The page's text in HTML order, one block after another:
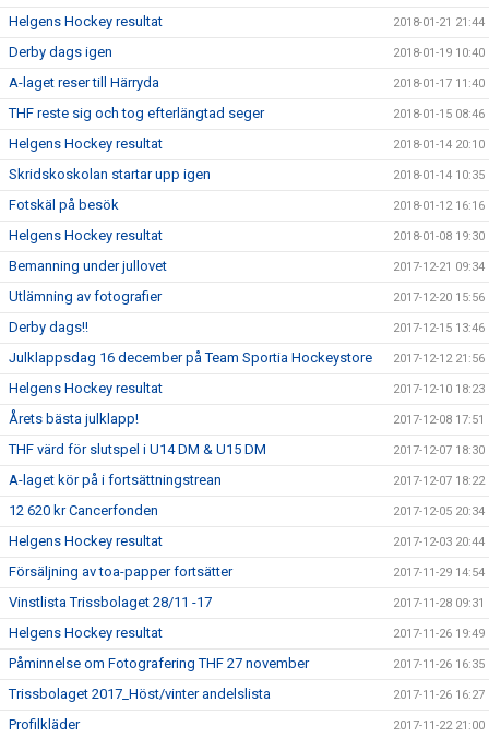
Helgens Hockey resultat 2018-01-21 21:44
Derby dags igen 2018-01-19 10:40
A-laget reser till Härryda 2018-01-17 11:40
THF reste sig och tog efterlängtad seger 2018-01-15 08:46
Helgens Hockey resultat 2018-01-14 20:10
Skridskoskolan startar upp igen 2018-01-14 10:35
Fotskäl på besök 2018-01-12 16:16
Helgens Hockey resultat 2018-01-08 19:30
Bemanning under jullovet 2017-12-21 09:34
Utlämning av fotografier 2017-12-20 15:56
Derby dags!! 2017-12-15 13:46
Julklappsdag 16 december på Team Sportia Hockeystore 2017-12-12 21:56
Helgens Hockey resultat 2017-12-10 18:23
Årets bästa julklapp! 2017-12-08 17:51
THF värd för slutspel i U14 DM & U15 DM 2017-12-07 18:30
A-laget kör på i fortsättningstrean 2017-12-07 18:22
12 620 kr Cancerfonden 2017-12-05 20:34
Helgens Hockey resultat 2017-12-03 20:44
Försäljning av toa-papper fortsätter 2017-11-29 14:54
Vinstlista Trissbolaget 28/11 -17 2017-11-28 09:31
Helgens Hockey resultat 2017-11-26 19:49
Påminnelse om Fotografering THF 27 november 2017-11-26 16:35
Trissbolaget 2017_Höst/vinter andelslista 2017-11-26 16:27
Profilkläder 2017-11-22 21:00